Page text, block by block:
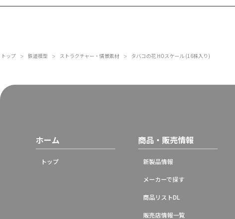
トップ ＞ 鉄道模型 ＞ ストラクチャー・情景素材 ＞ タバコの花 HOスケール (16株入り)
ホーム
トップ
商品・販売情報
新製品情報
メーカーで探す
商品リストDL
販売店情報一覧